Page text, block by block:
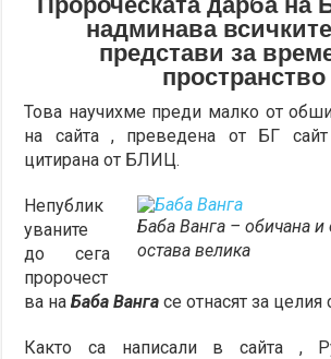
надминава
представи за
пространство
Това научихме преди малко от
на сайта , преведена от БГ
цитирана от БЛИЦ.
Баба Ванга – обичана и
остава велика
Непублик
уваните
до сега
пророчест
ва на Баба Ванга се отнасят за
Както са написали в сайта ,